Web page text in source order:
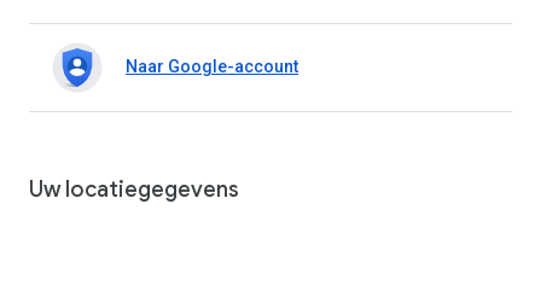
Naar Google-account
Uw locatiegegevens